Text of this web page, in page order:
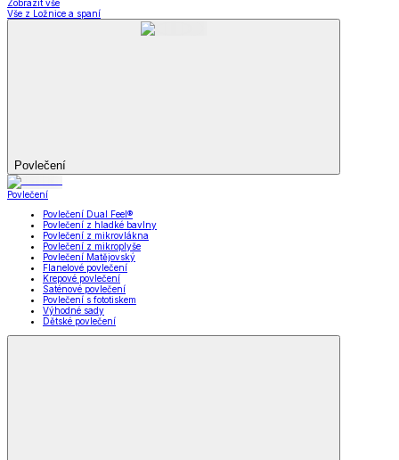
Zobrazit vše
Vše z Ložnice a spaní
Povlečení
Povlečení
Povlečení Dual Feel®
Povlečení z hladké bavlny
Povlečení z mikrovlákna
Povlečení z mikroplyše
Povlečení Matějovský
Flanelové povlečení
Krepové povlečení
Saténové povlečení
Povlečení s fototiskem
Výhodné sady
Dětské povlečení